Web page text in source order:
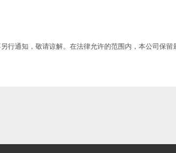
行通知，敬请谅解。在法律允许的范围内，本公司保留